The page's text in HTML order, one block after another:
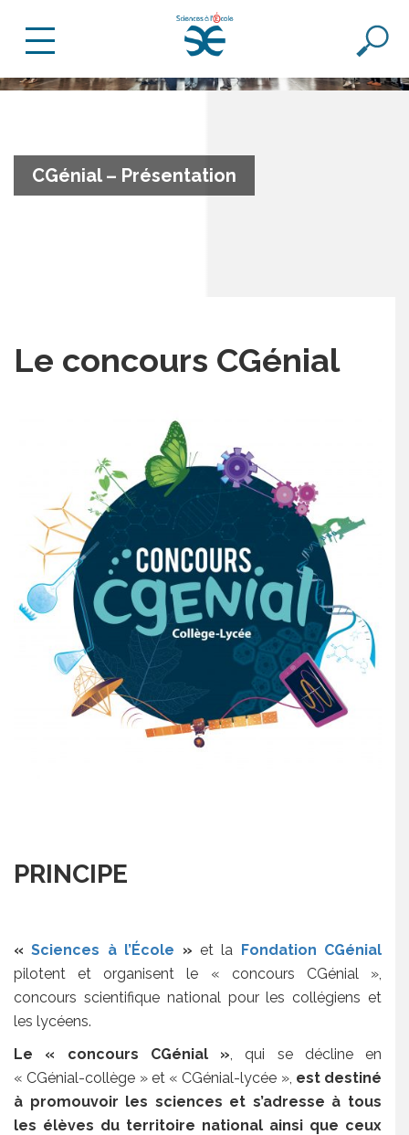
CGénial – Présentation
Le concours CGénial
PRINCIPE
«Sciences à l’École » et la Fondation CGénial
pilotent et organisent le « concours CGénial »,
concours scientifique national pour les collégiens et
les lycéens.
Le « concours CGénial », qui se décline en
« CGénial-collège » et « CGénial-lycée », est destiné
à promouvoir les sciences et s’adresse à tous
les élèves du territoire national ainsi que ceux